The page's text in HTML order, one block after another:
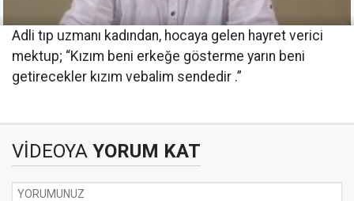
Adli tıp uzmanı kadından, hocaya gelen hayret verici
mektup; “Kızım beni erkeğe gösterme yarın beni
getirecekler kızım vebalim sendedir .”
VİDEOYA YORUM KAT